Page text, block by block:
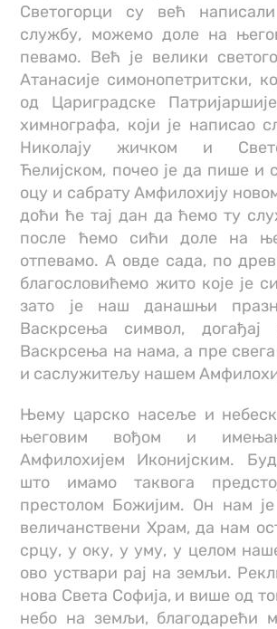
Светогорци су већ
службу, можемо доле на
певамо. Већ је велики
Атанасије симонопетритски,
од Цариградске
химнографа, који је написао
Николају жичком и
Ћелијском, почео је да пише и
оцу и сабрату Амфилохију
доћи ће тај дан да ћемо ту
после ћемо сићи доле на
отпевамо. А овде сада, по
благословићемо жито које је
зато је наш данашњи
Васкрсења символ, догађај
Васкрсења на нама, а пре
и саслужитељу нашем
Њему царско насеље и
његовим вођом и
Амфилохијем Иконијским.
што имамо таквога
престолом Божијим. Он нам је
величанствени Храм, да нам
срцу, у оку, у уму, у целом
ово уствари рај на земљи.
нова Света Софија, и више од
небо на земљи, благодарећи